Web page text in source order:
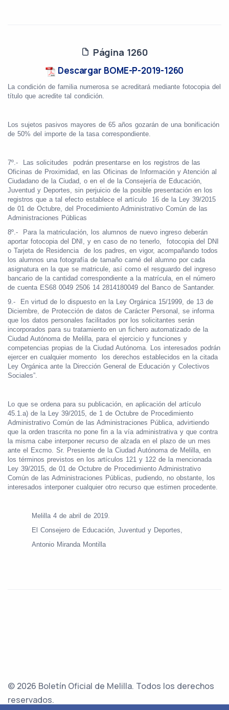
Página 1260
Descargar BOME-P-2019-1260
La condición de familia numerosa se acreditará mediante fotocopia del
título que acredite tal condición.
Los sujetos pasivos mayores de 65 años gozarán de una bonificación
de 50% del importe de la tasa correspondiente.
7º.- Las solicitudes
podrán presentarse en los registros de las
Oficinas de Proximidad, en las Oficinas de Información y Atención al
Ciudadano de la Ciudad, o en el de la Consejería de Educación,
Juventud y Deportes, sin perjuicio de la posible presentación en los
registros que a tal efecto establece el artículo
16 de la Ley 39/2015
de 01 de Octubre, del Procedimiento Administrativo Común de las
Administraciones Públicas
8º.-
Para la matriculación, los alumnos de nuevo ingreso deberán
aportar fotocopia del DNI, y en caso de no tenerlo,
fotocopia del DNI
o Tarjeta de Residencia
de los padres, en vigor, acompañando todos
los alumnos una fotografía de tamaño carné del alumno por cada
asignatura en la que se matricule, así como el resguardo del ingreso
bancario de la cantidad correspondiente a la matrícula, en el número
de cuenta ES68 0049 2506 14 2814180049 del Banco de Santander.
9.-
En virtud de lo dispuesto en la Ley Orgánica 15/1999, de 13 de
Diciembre, de Protección de datos de Carácter Personal, se informa
que los datos personales facilitados por los solicitantes serán
incorporados para su tratamiento en un fichero automatizado de la
Ciudad Autónoma de Melilla, para el ejercicio y funciones y
competencias propias de la Ciudad Autónoma. Los interesados podrán
ejercer en cualquier momento
los derechos establecidos en la citada
Ley Orgánica ante la Dirección General de Educación y Colectivos
Sociales”.
Lo que se ordena para su publicación, en aplicación del artículo
45.1.a) de la Ley 39/2015, de 1 de Octubre de Procedimiento
Administrativo Común de las Administraciones Pública, advirtiendo
que la orden trascrita no pone fin a la vía administrativa y que contra
la misma cabe interponer recurso de alzada en el plazo de un mes
ante el Excmo. Sr. Presiente de la Ciudad Autónoma de Melilla, en
los términos previstos en los artículos 121 y 122 de la mencionada
Ley 39/2015, de 01 de Octubre de Procedimiento Administrativo
Común de las Administraciones Públicas, pudiendo, no obstante, los
interesados interponer cualquier otro recurso que estimen procedente.
Melilla 4 de abril de 2019.
El Consejero de Educación, Juventud y Deportes,
Antonio Miranda Montilla
© 2026 Boletín Oficial de Melilla. Todos los derechos
reservados.